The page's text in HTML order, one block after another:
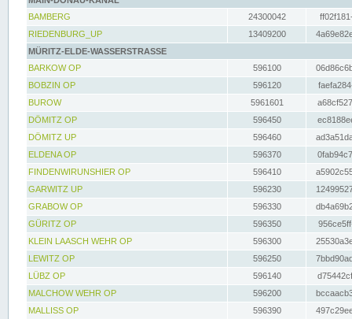
BAMBERG
24300042
RIEDENBURG_UP
13409200
MÜRITZ-ELDE-WASSERSTRASSE
BARKOW OP
596100
BOBZIN OP
596120
BUROW
5961601
DÖMITZ OP
596450
DÖMITZ UP
596460
ELDENA OP
596370
FINDENWIRUNSHIER OP
596410
GARWITZ UP
596230
GRABOW OP
596330
GÜRITZ OP
596350
KLEIN LAASCH WEHR OP
596300
LEWITZ OP
596250
LÜBZ OP
596140
MALCHOW WEHR OP
596200
MALLISS OP
596390